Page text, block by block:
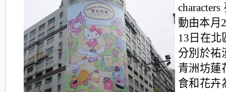
動由本月
13日在北
分別於祐
青洲坊蓮
食和花卉